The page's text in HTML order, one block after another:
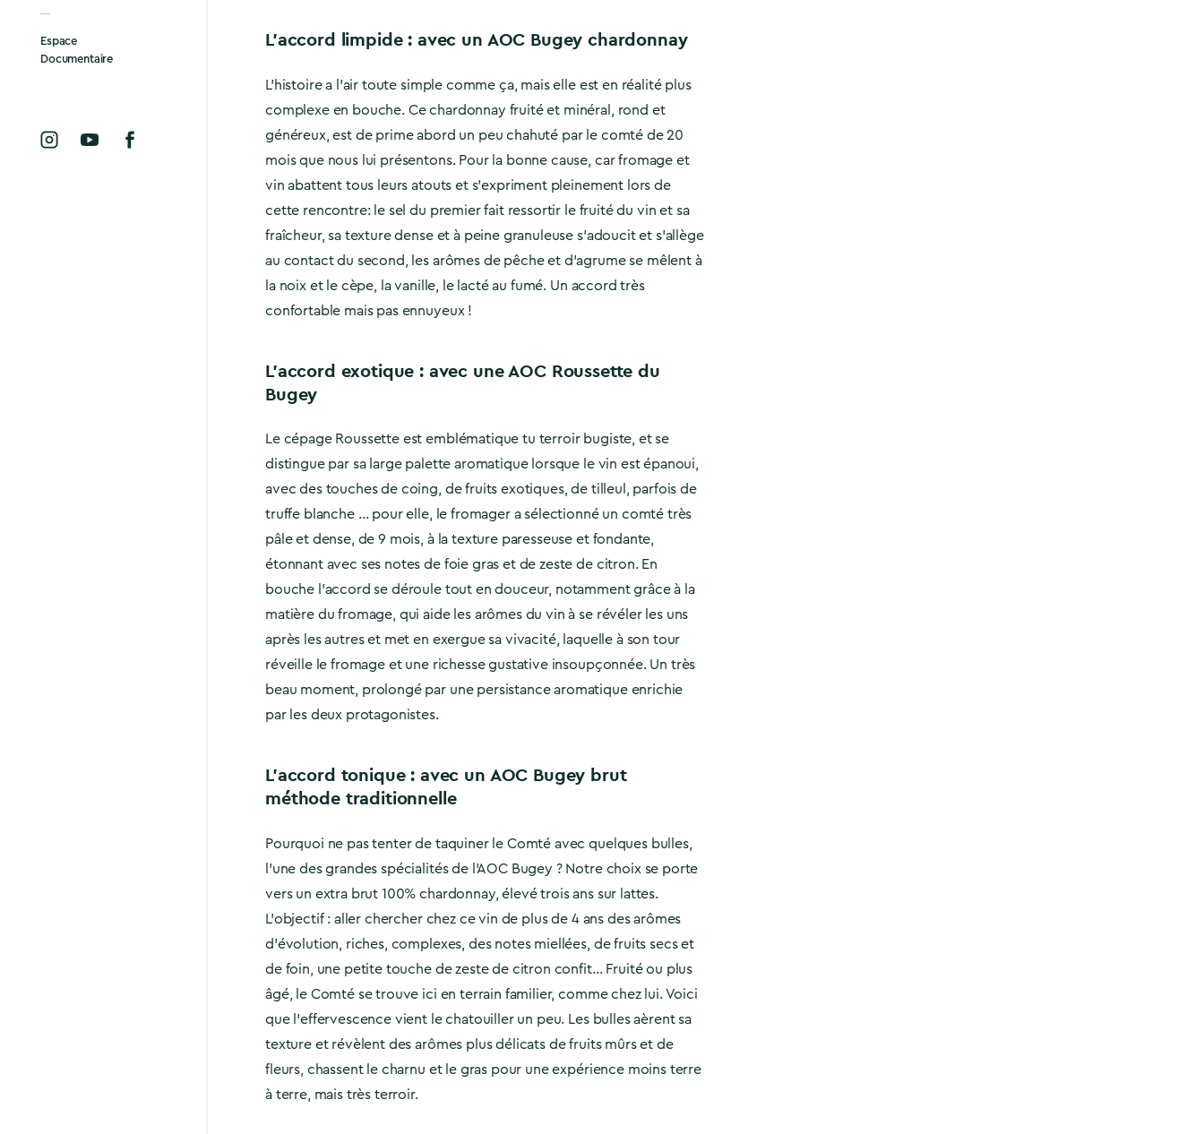
Espace
Documentaire
L’accord limpide : avec un AOC Bugey chardonnay
L’histoire a l’air toute simple comme ça, mais elle est en réalité plus
complexe en bouche. Ce chardonnay fruité et minéral, rond et
généreux, est de prime abord un peu chahuté par le comté de 20
mois que nous lui présentons. Pour la bonne cause, car fromage et
vin abattent tous leurs atouts et s’expriment pleinement lors de
cette rencontre: le sel du premier fait ressortir le fruité du vin et sa
fraîcheur, sa texture dense et à peine granuleuse s’adoucit et s’allège
au contact du second, les arômes de pêche et d’agrume se mêlent à
la noix et le cèpe, la vanille, le lacté au fumé. Un accord très
confortable mais pas ennuyeux !
L’accord exotique : avec une AOC Roussette du
Bugey
Le cépage Roussette est emblématique tu terroir bugiste, et se
distingue par sa large palette aromatique lorsque le vin est épanoui,
avec des touches de coing, de fruits exotiques, de tilleul, parfois de
truffe blanche … pour elle, le fromager a sélectionné un comté très
pâle et dense, de 9 mois, à la texture paresseuse et fondante,
étonnant avec ses notes de foie gras et de zeste de citron. En
bouche l’accord se déroule tout en douceur, notamment grâce à la
matière du fromage, qui aide les arômes du vin à se révéler les uns
après les autres et met en exergue sa vivacité, laquelle à son tour
réveille le fromage et une richesse gustative insoupçonnée. Un très
beau moment, prolongé par une persistance aromatique enrichie
par les deux protagonistes.
L’accord tonique : avec un AOC Bugey brut
méthode traditionnelle
Pourquoi ne pas tenter de taquiner le Comté avec quelques bulles,
l’une des grandes spécialités de l’AOC Bugey ? Notre choix se porte
vers un extra brut 100% chardonnay, élevé trois ans sur lattes.
L’objectif : aller chercher chez ce vin de plus de 4 ans des arômes
d’évolution, riches, complexes, des notes miellées, de fruits secs et
de foin, une petite touche de zeste de citron confit… Fruité ou plus
âgé, le Comté se trouve ici en terrain familier, comme chez lui. Voici
que l’effervescence vient le chatouiller un peu. Les bulles aèrent sa
texture et révèlent des arômes plus délicats de fruits mûrs et de
fleurs, chassent le charnu et le gras pour une expérience moins terre
à terre, mais très terroir.